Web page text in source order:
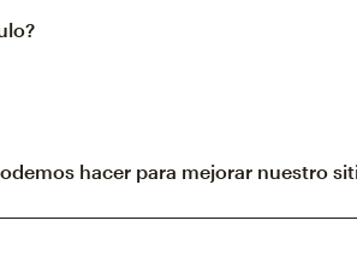
hacer para mejorar nuestro